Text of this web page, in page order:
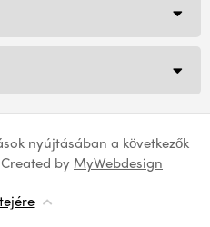
nyújtásában a következők
by MyWebdesign